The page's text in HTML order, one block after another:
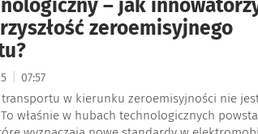
– jak
zeroemisyjnego
07:57
w kierunku zeroemisyjności nie
właśnie w hubach technologicznych